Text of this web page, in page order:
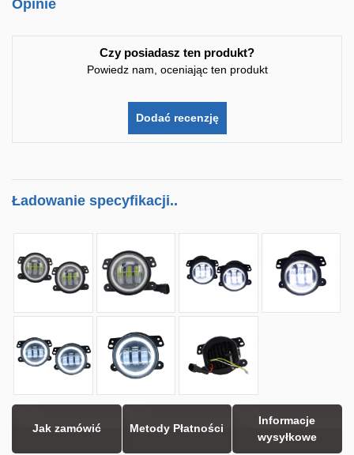
Opinie
Czy posiadasz ten produkt?
Powiedz nam, oceniając ten produkt
Dodać recenzję
Ładowanie specyfikacji..
Jak zamówić Metody Płatności
Informacje
wysyłkowe